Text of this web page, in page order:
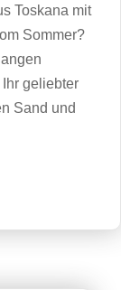
Toskana mit
Sommer?
geliebter
Sand und